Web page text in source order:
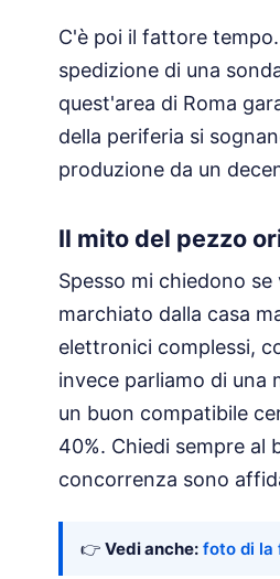
C'è poi il fattore
spedizione di una
quest'area di Roma
della periferia si
produzione da un
Il mito del pezzo
Spesso mi chiedono
marchiato dalla casa
elettronici complessi,
invece parliamo di una
un buon compatibile
40%. Chiedi sempre al
concorrenza sono
👉 Vedi anche: foto di la